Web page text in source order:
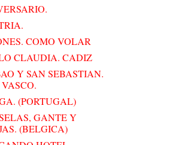
COMO VOLAR
CLAUDIA. CADIZ
Y SAN SEBASTIAN.
(PORTUGAL)
GANTE Y
(BELGICA)